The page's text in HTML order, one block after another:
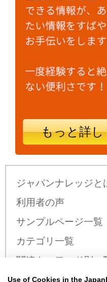
もっと詳
ジャパンナレッジと
利用者の声
サンプルページ一覧
カテゴリ一覧
関連キーワード別一
サンプル公開辞書・
Use of Cookies in the